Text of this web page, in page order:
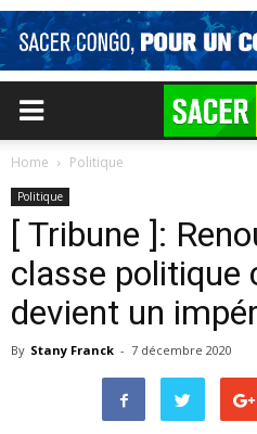
Home Politique
Politique
[ Tribune ]:
classe politique
devient un
By Stany Franck - 7 décembre 2020